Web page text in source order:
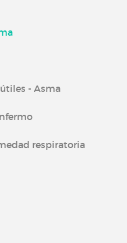
- Asma
respiratoria